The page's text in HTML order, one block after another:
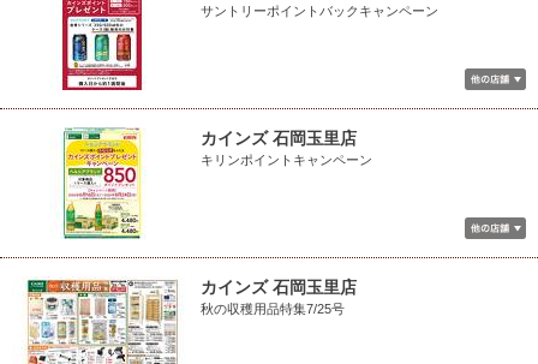
サントリーポイントバックキャンペーン
カインズ 石岡玉里店
キリンポイントキャンペーン
カインズ 石岡玉里店
秋の収穫用品特集7/25号